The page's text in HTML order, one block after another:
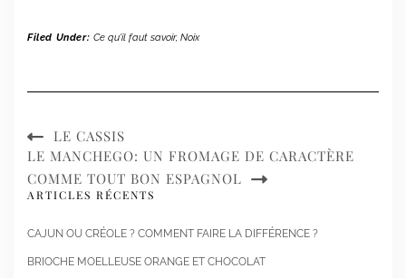
Filed Under: Ce qu'il faut savoir, Noix
LE CASSIS
LE MANCHEGO: UN FROMAGE DE CARACTÈRE
COMME TOUT BON ESPAGNOL
ARTICLES RÉCENTS
CAJUN OU CRÉOLE ? COMMENT FAIRE LA DIFFÉRENCE ?
BRIOCHE MOELLEUSE ORANGE ET CHOCOLAT